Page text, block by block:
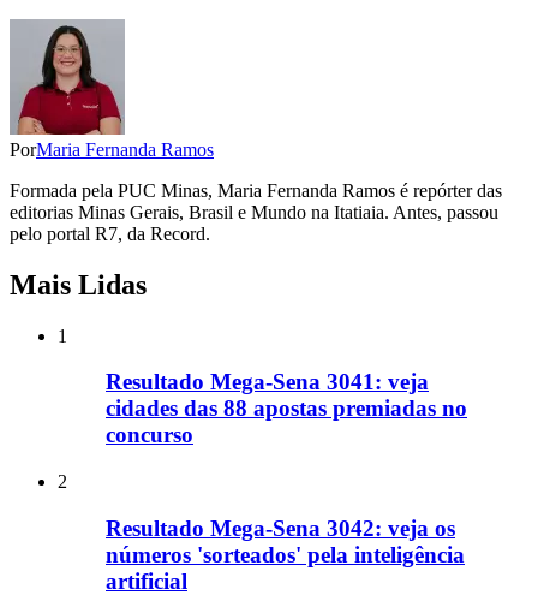
PorMaria Fernanda Ramos
Formada pela PUC Minas, Maria Fernanda Ramos é repórter das
editorias Minas Gerais, Brasil e Mundo na Itatiaia. Antes, passou
pelo portal R7, da Record.
Mais Lidas
1
Resultado Mega-Sena 3041: veja
cidades das 88 apostas premiadas no
concurso
2
Resultado Mega-Sena 3042: veja os
números 'sorteados' pela inteligência
artificial